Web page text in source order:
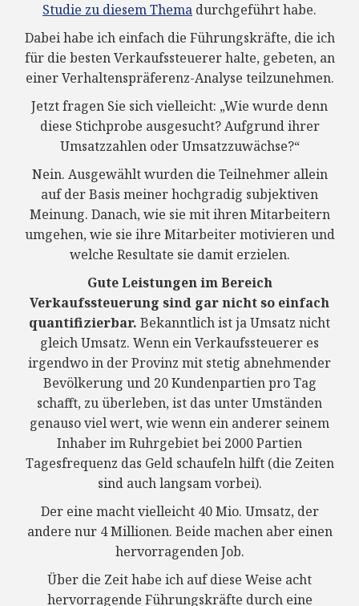
Studie zu diesem Thema durchgeführt habe.
Dabei habe ich einfach die Führungskräfte, die ich
für die besten Verkaufssteuerer halte, gebeten, an
einer Verhaltenspräferenz-Analyse teilzunehmen.
Jetzt fragen Sie sich vielleicht: „Wie wurde denn
diese Stichprobe ausgesucht? Aufgrund ihrer
Umsatzzahlen oder Umsatzzuwächse?“
Nein. Ausgewählt wurden die Teilnehmer allein
auf der Basis meiner hochgradig subjektiven
Meinung. Danach, wie sie mit ihren Mitarbeitern
umgehen, wie sie ihre Mitarbeiter motivieren und
welche Resultate sie damit erzielen.
Gute Leistungen im Bereich
Verkaufssteuerung sind gar nicht so einfach
quantifizierbar. Bekanntlich ist ja Umsatz nicht
gleich Umsatz. Wenn ein Verkaufssteuerer es
irgendwo in der Provinz mit stetig abnehmender
Bevölkerung und 20 Kundenpartien pro Tag
schafft, zu überleben, ist das unter Umständen
genauso viel wert, wie wenn ein anderer seinem
Inhaber im Ruhrgebiet bei 2000 Partien
Tagesfrequenz das Geld schaufeln hilft (die Zeiten
sind auch langsam vorbei).
Der eine macht vielleicht 40 Mio. Umsatz, der
andere nur 4 Millionen. Beide machen aber einen
hervorragenden Job.
Über die Zeit habe ich auf diese Weise acht
hervorragende Führungskräfte durch eine